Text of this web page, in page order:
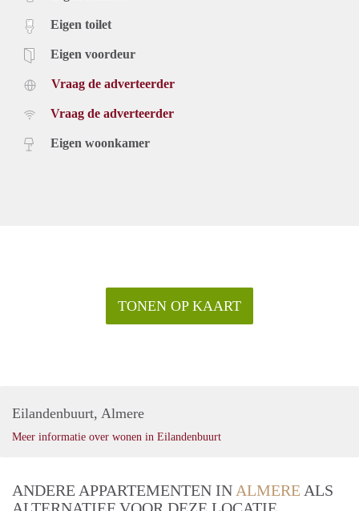
Eigen toilet
Eigen voordeur
Vraag de adverteerder
Vraag de adverteerder
Eigen woonkamer
TONEN OP KAART
Eilandenbuurt, Almere
Meer informatie over wonen in Eilandenbuurt
ANDERE APPARTEMENTEN IN ALMERE ALS